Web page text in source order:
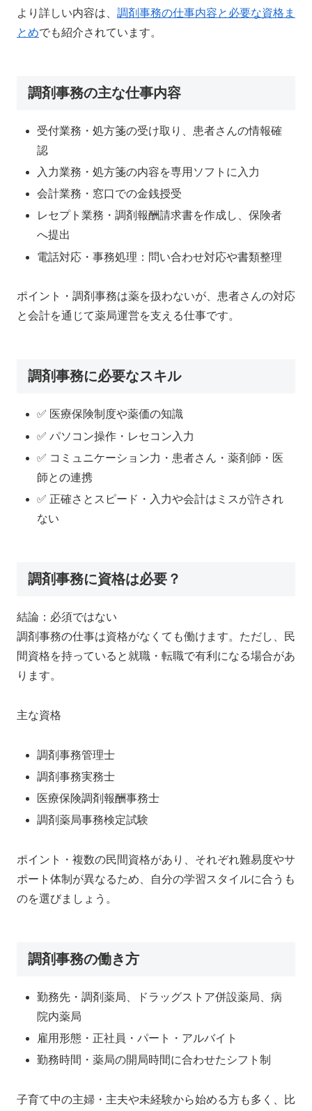
より詳しい内容は、 調剤事務の仕事内容と必要な資格ま
とめでも紹介されています。
調剤事務の主な仕事内容
受付業務・処方箋の受け取り、患者さんの情報確
認
入力業務・処方箋の内容を専用ソフトに入力
会計業務・窓口での金銭授受
レセプト業務・調剤報酬請求書を作成し、保険者
へ提出
電話対応・事務処理：問い合わせ対応や書類整理
ポイント・調剤事務は薬を扱わないが、患者さんの対応
と会計を通じて薬局運営を支える仕事です。
調剤事務に必要なスキル
✅ 医療保険制度や薬価の知識
✅ パソコン操作・レセコン入力
✅ コミュニケーション力・患者さん・薬剤師・医
師との連携
✅ 正確さとスピード・入力や会計はミスが許され
ない
調剤事務に資格は必要？
結論：必須ではない
調剤事務の仕事は資格がなくても働けます。ただし、民
間資格を持っていると就職・転職で有利になる場合があ
ります。
主な資格
調剤事務管理士
調剤事務実務士
医療保険調剤報酬事務士
調剤薬局事務検定試験
ポイント・複数の民間資格があり、それぞれ難易度やサ
ポート体制が異なるため、自分の学習スタイルに合うも
のを選びましょう。
調剤事務の働き方
勤務先・調剤薬局、ドラッグストア併設薬局、病
院内薬局
雇用形態・正社員・パート・アルバイト
勤務時間・薬局の開局時間に合わせたシフト制
子育て中の主婦・主夫や未経験から始める方も多く、比